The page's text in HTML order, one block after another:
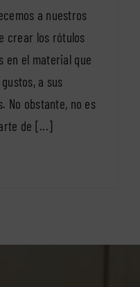
a nuestros
crear los rótulos
en el material que
a sus
No obstante, no es
de [...]